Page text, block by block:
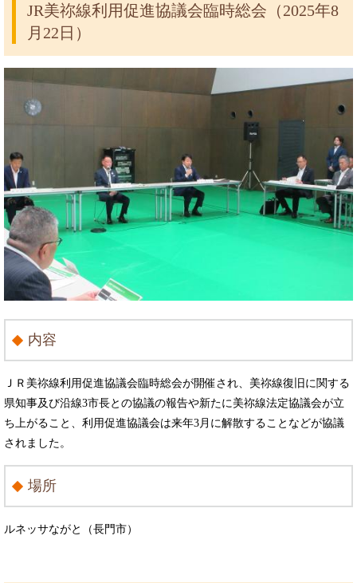
JR美祢線利用促進協議会臨時総会（2025年8
月22日）
内容
ＪＲ美祢線利用促進協議会臨時総会が開催され、美祢線復旧に関する
県知事及び沿線3市長との協議の報告や新たに美祢線法定協議会が立
ち上がること、利用促進協議会は来年3月に解散することなどが協議
されました。
場所
ルネッサながと（長門市）